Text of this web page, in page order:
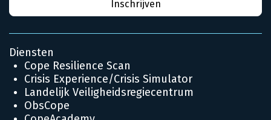
Diensten
Cope Resilience Scan
Crisis Experience/Crisis Simulator
Landelijk Veiligheidsregiecentrum
ObsCope